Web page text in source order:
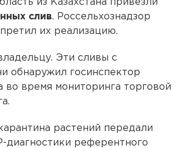
из Казахстана привезли
слив. Россельхознадзор
их реализацию.
Эти сливы с
обнаружил госинспектор
во время мониторинга торговой
растений передали
референтного